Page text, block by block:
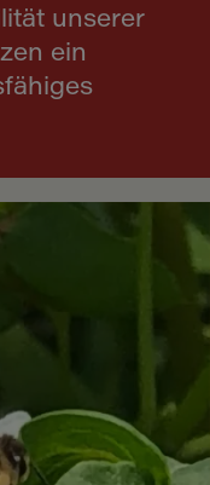
unserer
ein